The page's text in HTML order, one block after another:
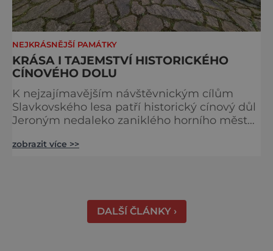
NEJKRÁSNĚJŠÍ PAMÁTKY
KRÁSA I TAJEMSTVÍ HISTORICKÉHO
CÍNOVÉHO DOLU
K nejzajímavějším návštěvnickým cílům
Slavkovského lesa patří historický cínový důl
Jeroným nedaleko zaniklého horního města
středověku. Národní kulturní památka je
práci tehdejších horníků. [gallery
ids="91631,91630,91632,91633,91634,91635,9
zobrazit více >>
DALŠÍ ČLÁNKY ›